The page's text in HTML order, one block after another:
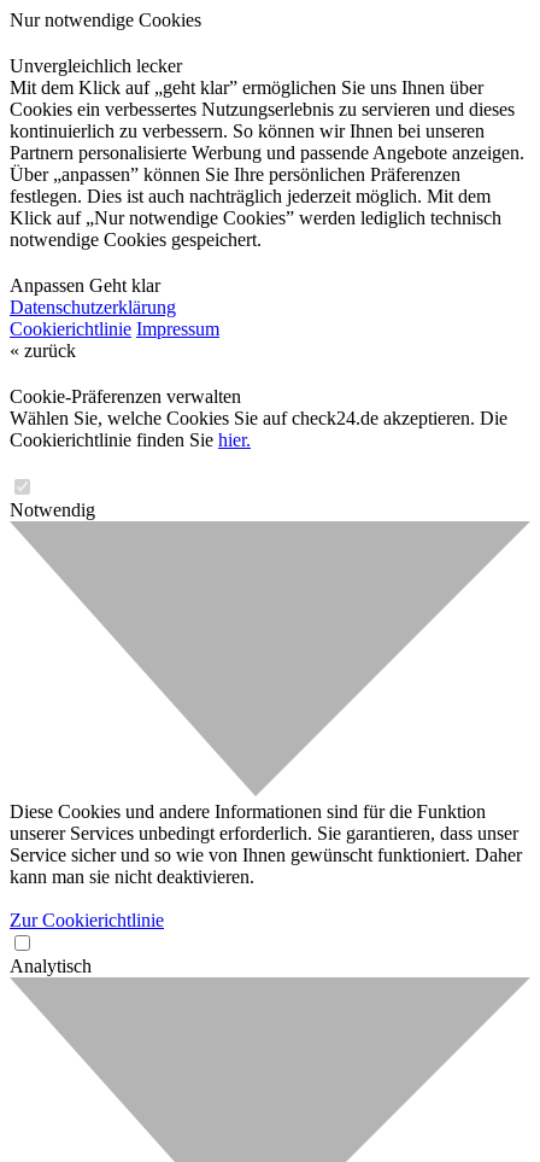
Nur notwendige Cookies
Unvergleichlich lecker
Mit dem Klick auf „geht klar” ermöglichen Sie uns Ihnen über
Cookies ein verbessertes Nutzungserlebnis zu servieren und dieses
kontinuierlich zu verbessern. So können wir Ihnen bei unseren
Partnern personalisierte Werbung und passende Angebote anzeigen.
Über „anpassen” können Sie Ihre persönlichen Präferenzen
festlegen. Dies ist auch nachträglich jederzeit möglich. Mit dem
Klick auf „Nur notwendige Cookies” werden lediglich technisch
notwendige Cookies gespeichert.
Anpassen Geht klar
Datenschutzerklärung
Cookierichtlinie Impressum
« zurück
Cookie-Präferenzen verwalten
Wählen Sie, welche Cookies Sie auf check24.de akzeptieren. Die
Cookierichtlinie finden Sie hier.
Notwendig
Diese Cookies und andere Informationen sind für die Funktion
unserer Services unbedingt erforderlich. Sie garantieren, dass unser
Service sicher und so wie von Ihnen gewünscht funktioniert. Daher
kann man sie nicht deaktivieren.
Zur Cookierichtlinie
Analytisch